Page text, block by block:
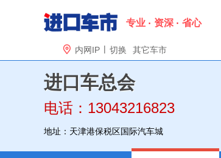
专业 资深 省心
 内网IP | 切换 其它车市
进口车总会
电话：13043216823
地址：天津港保税区国际汽车城